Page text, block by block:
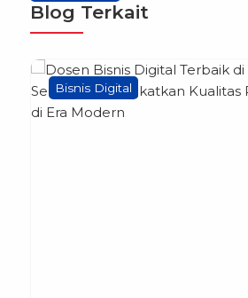
Blog Terkait
Bisnis Digital